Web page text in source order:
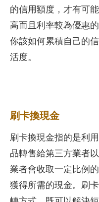
的信用額度，才有可
高而且利率較為優惠
你該如何累積自己的
活度。
刷卡換現金
刷卡換現金指的是利
品轉售給第三方業者
業者會收取一定比例
獲得所需的現金。刷